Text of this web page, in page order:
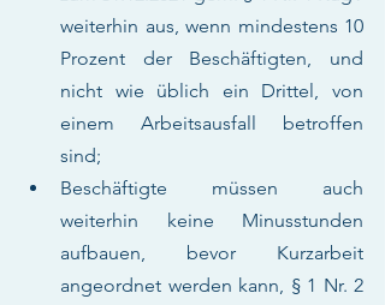
weiterhin aus, wenn mindestens 10
Prozent der Beschäftigten, und
nicht wie üblich ein Drittel, von
einem Arbeitsausfall betroffen
sind;
Beschäftigte müssen auch
weiterhin keine Minusstunden
aufbauen, bevor Kurzarbeit
angeordnet werden kann, § 1 Nr. 2